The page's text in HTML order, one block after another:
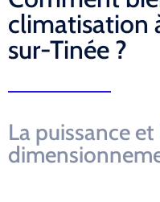
climatisation
sur-Tinée ?
La puissance et